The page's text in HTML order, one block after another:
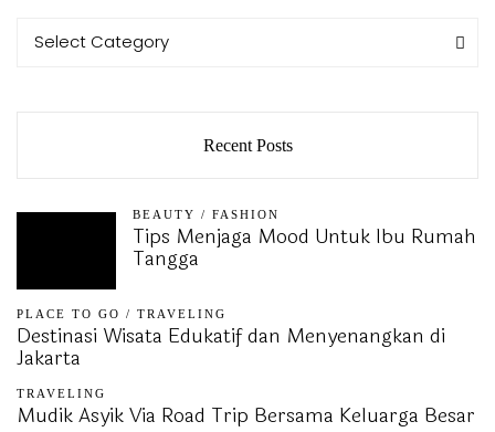
Categories
Select Category
Categories
Recent Posts
BEAUTY / FASHION
Tips Menjaga Mood Untuk Ibu Rumah
Tangga
PLACE TO GO / TRAVELING
Destinasi Wisata Edukatif dan Menyenangkan di
Jakarta
TRAVELING
Mudik Asyik Via Road Trip Bersama Keluarga Besar